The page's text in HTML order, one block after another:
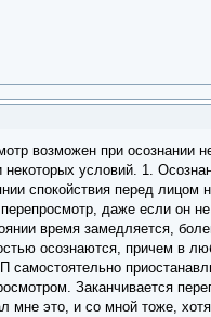
возможен при
условий. 1.
спокойствия перед
даже если он
время замедляется,
осознаются, причем в
самостоятельно
Заканчивается
мне это, и со мной тоже,